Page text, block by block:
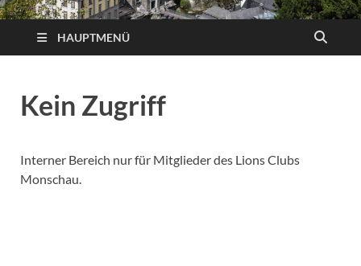
HAUPTMENÜ
Kein Zugriff
Interner Bereich nur für Mitglieder des Lions Clubs
Monschau.